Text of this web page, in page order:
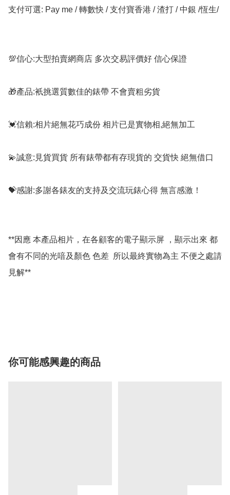
支付可選: Pay me / 轉數快 / 支付寶香港 / 渣打 / 中銀 /恆生/
💯信心:大型拍賣網商店 多次交易評價好 信心保證
🎁產品:衹挑選質數佳的錶帶 不會賣粗劣貨
💓信賴:相片絕無花巧成份 相片已是實物相,絕無加工
💫誠意:見貨買貨 所有錶帶都有存現貨的 交貨快 絕無借口
💝感謝:多謝各錶友的支持及交流玩錶心得 無言感激！
**因應 本產品相片，在各顧客的電子顯示屏 ，顯示出來 都
會有不同的光喑及顏色 色差  所以最終實物為主 不便之處請
見解**
你可能感興趣的商品